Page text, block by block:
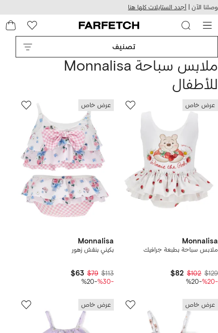
التخطي
للمحتوى
الرئيسي
وصلنا الآن | أجدد الستايلات كلها هنا
تصنيف
ملابس سباحة Monnalisa
للأطفال
عرض خاص
Monnalisa
ملابس سباحة بطبعة جرافيك
$129
$102
$82
-%20
-%20
عرض خاص
Monnalisa
بكيني بنقش زهور
$113
$79
$63
-%30
-%20
عرض خاص عرض خاص